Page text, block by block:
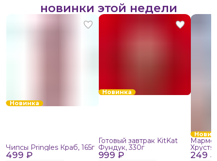
новинки этой недели
Новинка
499 ₽
Чипсы Pringles Краб, 165г
Новинка
999 ₽
Готовый завтрак KitKat
Фундук, 330г
249 ₽